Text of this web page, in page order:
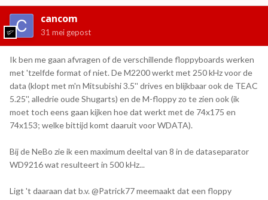
cancom
31 mei gepost
Ik ben me gaan afvragen of de verschillende floppyboards werken
met 'tzelfde format of niet. De M2200 werkt met 250 kHz voor de
data (klopt met m'n Mitsubishi 3.5'' drives en blijkbaar ook de TEAC
5.25'', alledrie oude Shugarts) en de M-floppy zo te zien ook (ik
moet toch eens gaan kijken hoe dat werkt met de 74x175 en
74x153; welke bittijd komt daaruit voor WDATA).
Bij de NeBo zie ik een maximum deeltal van 8 in de dataseparator
WD9216 wat resulteert in 500 kHz...
Ligt 't daaraan dat b.v. @Patrick77 meemaakt dat een floppy